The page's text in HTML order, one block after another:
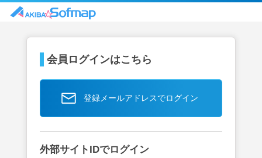
会員ログインはこちら
登録メールアドレスでログイン
外部サイトIDでログイン